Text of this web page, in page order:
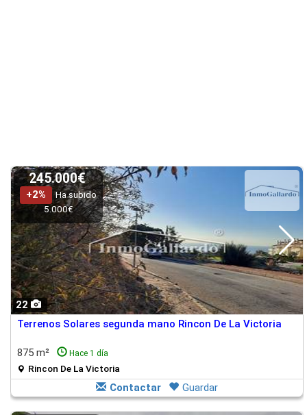
22
245.000€
+2%
Ha subido
5.000€
Terrenos Solares segunda mano Rincon De La Victoria
875 m² Hace 1 día
Rincon De La Victoria
Contactar Guardar